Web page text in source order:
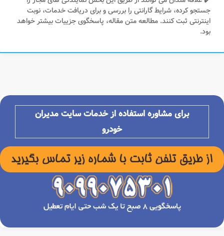
جستجو کرده، شرایط گارانتی را بررسی و برای دریافت خدمات، نوبت
اینترنتی ثبت کنند. مطالعه متن مقاله، پاسخگوی جزییات بیشتر خواهد
بود.
برای مشاوره استفاده از خدمات سایت مدیران
خودرو